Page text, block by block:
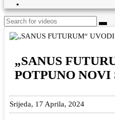
„SANUS
POTPUNO NOVI
Srijeda, 17 Aprila, 2024